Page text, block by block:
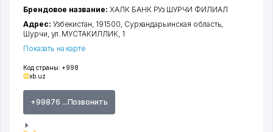
Код страны: +998
xb.uz
+99876 ...Позвонить
Брендовое название: ХАЛК БАНК РУз ШУРЧИ ФИЛИАЛ
Адрес: Узбекистан, 191500, Сурхандарьинская область
Шурчи ул. МУСТАКИЛЛИК , 1
Показать на карте